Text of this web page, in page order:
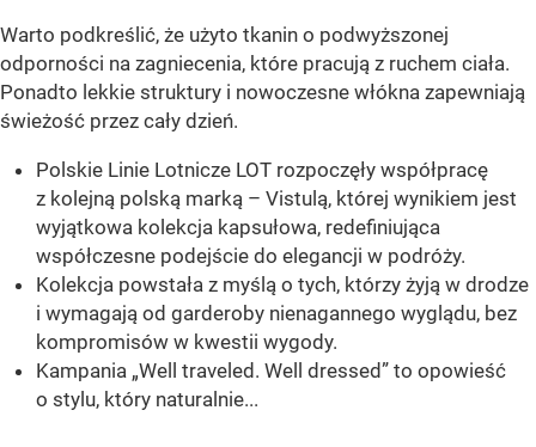
Warto podkreślić, że użyto tkanin o podwyższonej
odporności na zagniecenia, które pracują z ruchem ciała.
Ponadto lekkie struktury i nowoczesne włókna zapewniają
świeżość przez cały dzień.
Polskie Linie Lotnicze LOT rozpoczęły współpracę
z kolejną polską marką – Vistulą, której wynikiem jest
wyjątkowa kolekcja kapsułowa, redefiniująca
współczesne podejście do elegancji w podróży.
Kolekcja powstała z myślą o tych, którzy żyją w drodze
i wymagają od garderoby nienagannego wyglądu, bez
kompromisów w kwestii wygody.
Kampania „Well traveled. Well dressed” to opowieść
o stylu, który naturalnie...